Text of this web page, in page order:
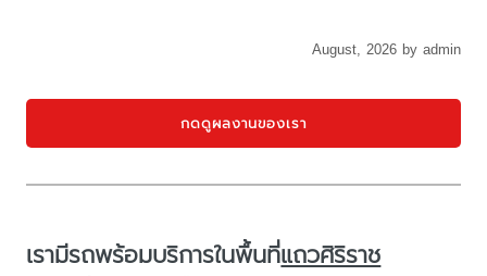
August, 2026 by admin
กดดูผลงานของเรา
เรามีรถพร้อมบริการในพื้นที่แถวศิริราช